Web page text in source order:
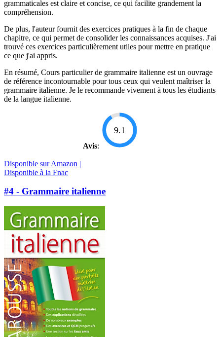
grammaticales est claire et concise, ce qui facilite grandement la
compréhension.
De plus, l'auteur fournit des exercices pratiques à la fin de chaque
chapitre, ce qui permet de consolider les connaissances acquises. J'ai
trouvé ces exercices particulièrement utiles pour mettre en pratique
ce que j'ai appris.
En résumé, Cours particulier de grammaire italienne est un ouvrage
de référence incontournable pour tous ceux qui veulent maîtriser la
grammaire italienne. Je le recommande vivement à tous les étudiants
de la langue italienne.
Avis:
9.1
Disponible sur Amazon |
Disponible à la Fnac
#4 - Grammaire italienne